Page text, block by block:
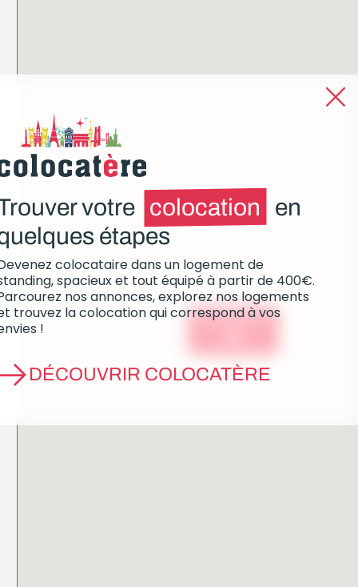
votre colocation
en
étapes
colocataire dans un logement de
spacieux et tout équipé à partir de 400€.
nos annonces, explorez nos logements
trouvez la colocation qui correspond à vos
!
DÉCOUVRIR COLOCATÈRE
Colocations :